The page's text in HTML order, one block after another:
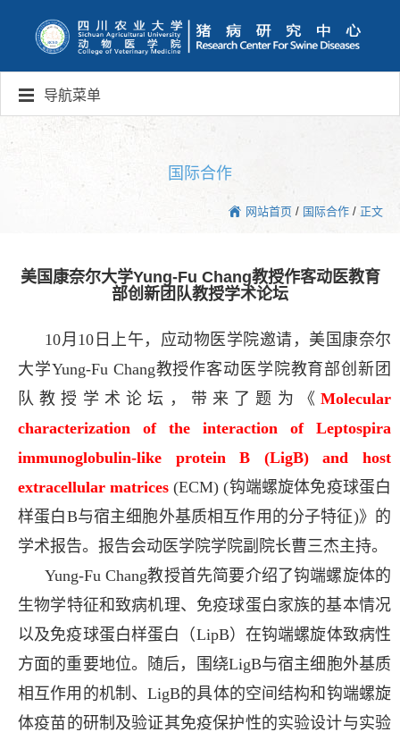
导航菜单
国际合作
网站首页/ 国际合作/ 正文
美国康奈尔大学Yung-Fu Chang教授作客动医教育
部创新团队教授学术论坛
10月 10 日上午，应动物医学院邀请，美国康奈尔
大学Yung-Fu Chang教授作客动医学院教育部创新团
队教授学术论坛，带来了题为《 Molecular
characterization of the interaction of Leptospira
immunoglobulin-like protein B (LigB) and host
extracellular matrices(ECM) (钩端螺旋体免疫球蛋白
样蛋白B与宿主细胞外基质相互作用的分子特征)》的
学术报告。报告会动医学院学院副院长曹三杰主持。
Yung-Fu Chang教授首先简要介绍了钩端螺旋体的
生物学特征和致病机理、免疫球蛋白家族的基本情况
以及免疫球蛋白样蛋白（LipB）在钩端螺旋体致病性
方面的重要地位。随后，围绕LigB与宿主细胞外基质
相互作用的机制、LigB的具体的空间结构和钩端螺旋
体疫苗的研制及验证其免疫保护性的实验设计与实验